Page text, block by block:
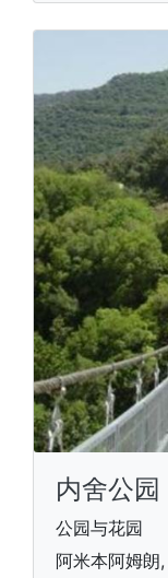
内舍公园
公园与花园
阿米本阿姆朗